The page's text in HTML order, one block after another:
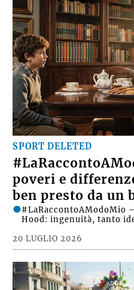
SPORT DELETED
poveri e
ben presto da un
20 LUGLIO 2026
#LaRaccontoAModoMio
Hood: ingenuità, tanto